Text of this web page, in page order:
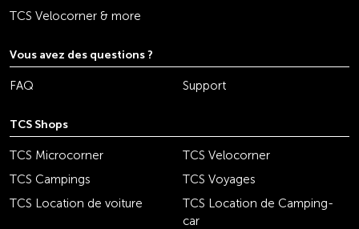
TCS Velocorner & more
Vous avez des questions ?
FAQ Support
TCS Shops
TCS Microcorner
TCS Velocorner
TCS Campings
TCS Voyages
TCS Location de voiture
TCS Location de Camping-
car